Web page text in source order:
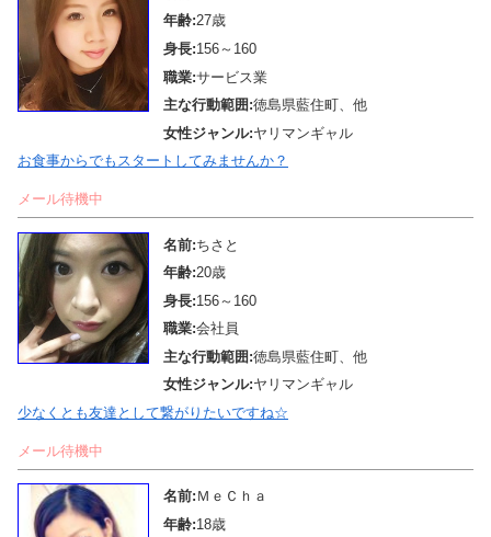
年齢:27歳
身長:156～160
職業:サービス業
主な行動範囲:徳島県藍住町、他
女性ジャンル:ヤリマンギャル
お食事からでもスタートしてみませんか？
メール待機中
名前:ちさと
年齢:20歳
身長:156～160
職業:会社員
主な行動範囲:徳島県藍住町、他
女性ジャンル:ヤリマンギャル
少なくとも友達として繋がりたいですね☆
メール待機中
名前: ＭｅＣｈａ
年齢:18歳